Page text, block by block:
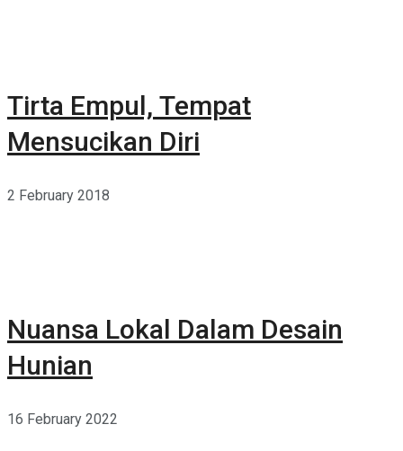
Tirta Empul, Tempat
Mensucikan Diri
2 February 2018
Nuansa Lokal Dalam Desain
Hunian
16 February 2022